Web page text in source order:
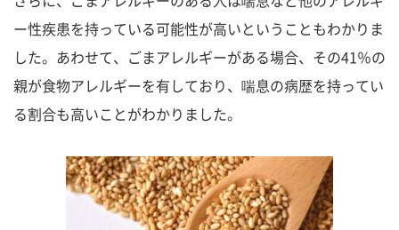
ー性疾患を持っている可能性が高いということもわかりま
した。あわせて、ごまアレルギーがある場合、その41％の
親が食物アレルギーを有しており、喘息の病歴を持ってい
る割合も高いことがわかりました。